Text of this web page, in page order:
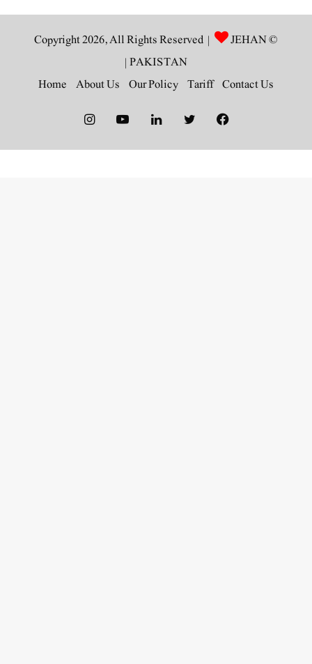
© Copyright 2026, All Rights Reserved |
JEHAN
PAKISTAN
|
Contact Us
Tariff
Our Policy
About Us
Home
Facebook
Twitter
LinkedIn
YouTube
Instagram